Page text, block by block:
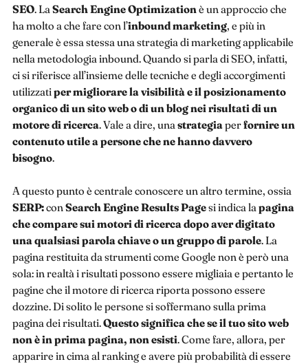
SEO. La Search Engine Optimization è un approccio che
ha molto a che fare con l’inbound marketing, e più in
generale è essa stessa una strategia di marketing applicabile
nella metodologia inbound. Quando si parla di SEO, infatti,
ci si riferisce all’insieme delle tecniche e degli accorgimenti
utilizzatiper migliorare la visibilità e il posizionamento
organico di un sito web o di un blog nei risultati di un
motore di ricerca. Vale a dire, una strategiaperfornire un
contenuto utile a persone che ne hanno davvero
bisogno.
A questo punto è centrale conoscere un altro termine, ossia
SERP:con Search Engine Results Pagesi indica la pagina
che compare sui motori di ricerca dopo aver digitato
una qualsiasi parola chiave o un gruppo di parole. La
pagina restituita da strumenti come Google non è però una
sola: in realtà i risultati possono essere migliaia e pertanto le
pagine che il motore di ricerca riporta possono essere
dozzine. Di solito le persone si soffermano sulla prima
pagina dei risultati.Questo significa che se il tuo sito web
non è in prima pagina, non esisti. Come fare, allora, per
apparire in cima al ranking e avere più probabilità di essere